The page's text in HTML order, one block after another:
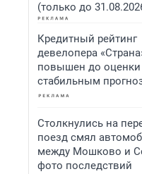
(только до
Кредитный рейтинг
девелопера
повышен до оценки
стабильным
Столкнулись на
поезд смял
между Мошково и
фото последствий